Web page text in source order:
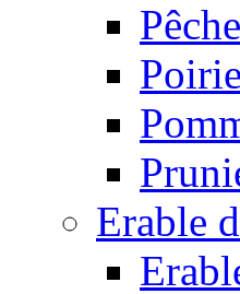
Erable